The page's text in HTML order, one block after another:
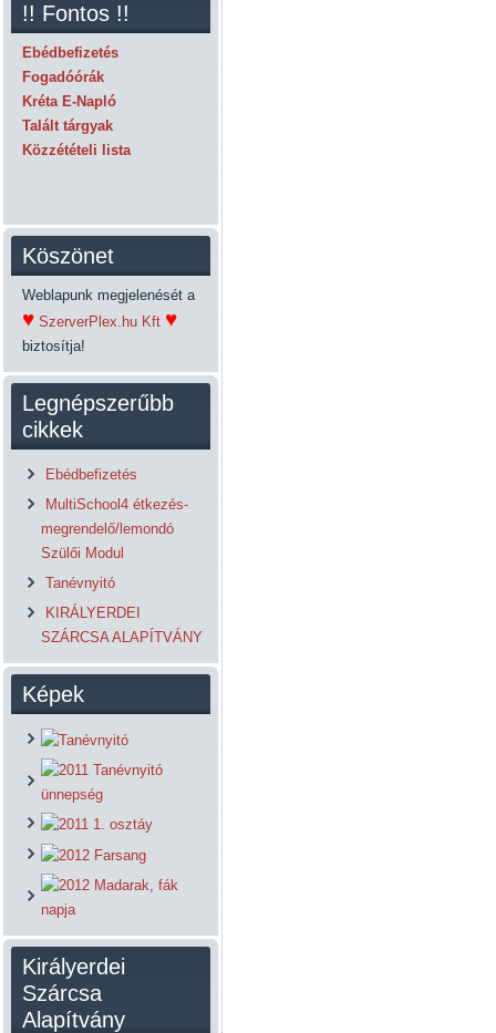
!! Fontos !!
Ebédbefizetés
Fogadóórák
Kréta E-Napló
Talált tárgyak
Közzétételi lista
Köszönet
Weblapunk megjelenését a
♥ SzerverPlex.hu Kft ♥
biztosítja!
Legnépszerűbb
cikkek
Ebédbefizetés
MultiSchool4 étkezés-
megrendelő/lemondó
Szülői Modul
Tanévnyitó
KIRÁLYERDEI
SZÁRCSA ALAPÍTVÁNY
Képek
Királyerdei
Szárcsa
Alapítvány